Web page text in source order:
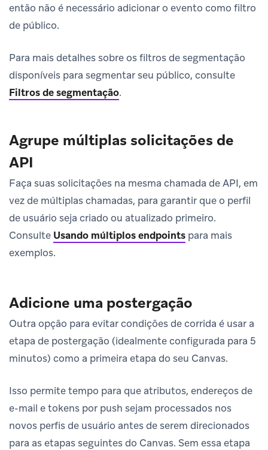
então não é necessário adicionar o evento como filtro
de público.
Para mais detalhes sobre os filtros de segmentação
disponíveis para segmentar seu público, consulte
Filtros de segmentação.
Agrupe múltiplas solicitações de
API
Faça suas solicitações na mesma chamada de API, em
vez de múltiplas chamadas, para garantir que o perfil
de usuário seja criado ou atualizado primeiro.
Consulte Usando múltiplos endpoints para mais
exemplos.
Adicione uma postergação
Outra opção para evitar condições de corrida é usar a
etapa de postergação (idealmente configurada para 5
minutos) como a primeira etapa do seu Canvas.
Isso permite tempo para que atributos, endereços de
e-mail e tokens por push sejam processados nos
novos perfis de usuário antes de serem direcionados
para as etapas seguintes do Canvas. Sem essa etapa